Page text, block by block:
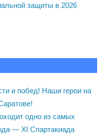
защиты в 2026
и побед! Наши герои на
одно из самых
— XI Спартакиада